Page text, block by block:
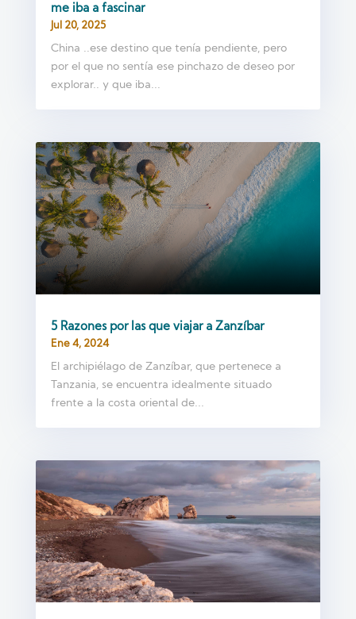
me iba a fascinar
Jul 20, 2025
China ..ese destino que tenía pendiente, pero
por el que no sentía ese pinchazo de deseo por
explorar.. y que iba...
5 Razones por las que viajar a Zanzíbar
Ene 4, 2024
El archipiélago de Zanzíbar, que pertenece a
Tanzania, se encuentra idealmente situado
frente a la costa oriental de...